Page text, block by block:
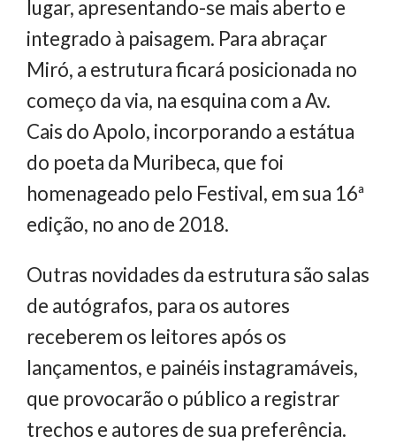
lugar, apresentando-se mais aberto e
integrado à paisagem. Para abraçar
Miró, a estrutura ficará posicionada no
começo da via, na esquina com a Av.
Cais do Apolo, incorporando a estátua
do poeta da Muribeca, que foi
homenageado pelo Festival, em sua 16ª
edição, no ano de 2018.
Outras novidades da estrutura são salas
de autógrafos, para os autores
receberem os leitores após os
lançamentos, e painéis instagramáveis,
que provocarão o público a registrar
trechos e autores de sua preferência.